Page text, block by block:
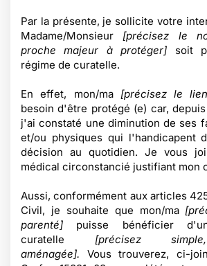
Par la présente, je sollicite votre
Madame/Monsieur [précisez le
proche majeur à protéger] soit
régime de curatelle.
En effet, mon/ma [précisez le
besoin d'être protégé (e) car,
j'ai constaté une diminution de ses
et/ou physiques qui l'handicapent
décision au quotidien. Je vous
médical circonstancié justifiant mon
Aussi, conformément aux articles
Civil, je souhaite que mon/ma
parenté] puisse bénéficier
curatelle [précisez
aménagée]. Vous trouverez, ci-